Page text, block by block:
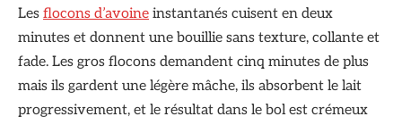
Les flocons d’avoine instantanés cuisent en deux
minutes et donnent une bouillie sans texture, collante et
fade. Les gros flocons demandent cinq minutes de plus
mais ils gardent une légère mâche, ils absorbent le lait
progressivement, et le résultat dans le bol est crémeux